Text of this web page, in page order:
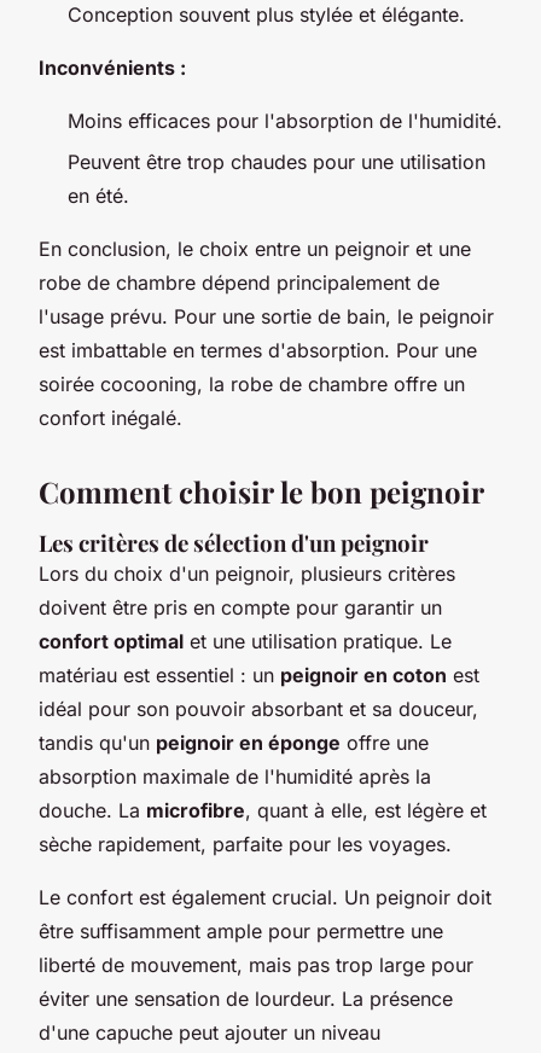
Conception souvent plus stylée et élégante.
Inconvénients :
Moins efficaces pour l'absorption de l'humidité.
Peuvent être trop chaudes pour une utilisation
en été.
En conclusion, le choix entre un peignoir et une
robe de chambre dépend principalement de
l'usage prévu. Pour une sortie de bain, le peignoir
est imbattable en termes d'absorption. Pour une
soirée cocooning, la robe de chambre offre un
confort inégalé.
Comment choisir le bon peignoir
Les critères de sélection d'un peignoir
Lors du choix d'un peignoir, plusieurs critères
doivent être pris en compte pour garantir un
confort optimal et une utilisation pratique. Le
matériau est essentiel : un peignoir en coton est
idéal pour son pouvoir absorbant et sa douceur,
tandis qu'un peignoir en éponge offre une
absorption maximale de l'humidité après la
douche. La microfibre, quant à elle, est légère et
sèche rapidement, parfaite pour les voyages.
Le confort est également crucial. Un peignoir doit
être suffisamment ample pour permettre une
liberté de mouvement, mais pas trop large pour
éviter une sensation de lourdeur. La présence
d'une capuche peut ajouter un niveau